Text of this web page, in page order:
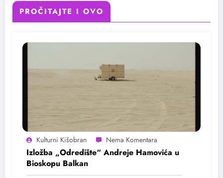
PROČITAJTE I OVO
Kulturni Kišobran
Izložba „Odredište“ Andreje Hamovića u
Bioskopu Balkan